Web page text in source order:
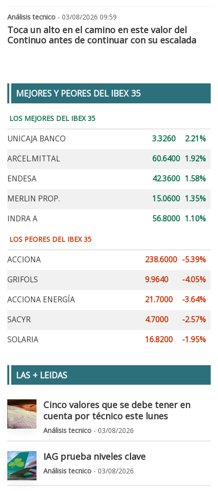
Análisis tecnico - 03/08/2026 09:59
Toca un alto en el camino en este valor del
Continuo antes de continuar con su escalada
MEJORES Y PEORES DEL IBEX 35
LOS MEJORES DEL IBEX 35
UNICAJA BANCO 3.3260
2.21%
ARCEL.MITTAL
60.6400 1.92%
ENDESA
42.3600 1.58%
MERLIN PROP.
15.0600 1.35%
INDRA A
56.8000 1.10%
LOS PEORES DEL IBEX 35
ACCIONA 238.6000 -5.39%
GRIFOLS
9.9640
-4.05%
ACCIONA ENERGÍA
21.7000
-3.64%
SACYR
4.7000
-2.57%
SOLARIA
16.8200 -1.95%
LAS + LEIDAS
Cinco valores que se debe tener en
cuenta por técnico este lunes
Análisis tecnico - 03/08/2026
IAG prueba niveles clave
Análisis tecnico - 03/08/2026